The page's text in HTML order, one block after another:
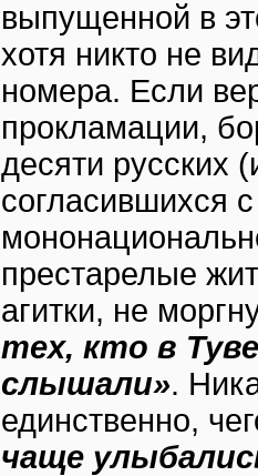
выпущенной в
хотя никто не
номера. Если
прокламации,
десяти русских
согласившихся
престарелые
агитки, не
тех, кто в
слышали».
единственно,
чаще